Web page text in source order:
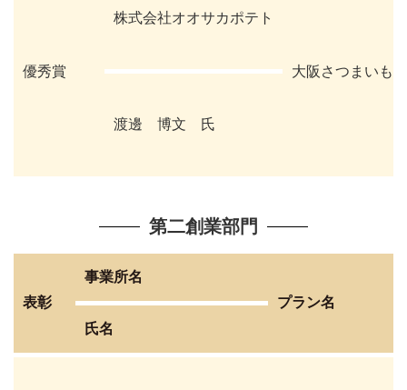
優秀賞
株式会社オオサカポテト
大阪さつまいも
渡邊 博文 氏
第二創業部門
表彰
事業所名
プラン名
氏名